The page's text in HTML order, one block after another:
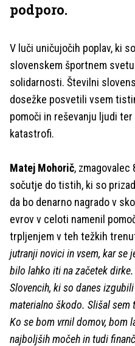
podporo.
V luči uničujočih poplav, ki
slovenskem športnem
solidarnosti. Številni
dosežke posvetili vsem
pomoči in reševanju ljudi
katastrofi.
Matej Mohorič, zmagovalec
sočutje do tistih, ki so
da bo denarno nagrado v
evrov v celoti namenil
trpljenjem v teh težkih
jutranji novici in vsem, kar se
bilo lahko iti na začetek
Slovencih, ki so danes
materialno škodo. Slišal sem
Ko se bom vrnil domov, bom
najboljših močeh in tudi